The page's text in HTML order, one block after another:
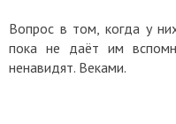
Вопрос в том, когда у
пока не даёт им
ненавидят. Веками.